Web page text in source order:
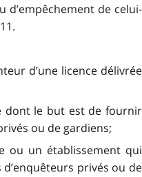
d’empêchement de celui-
d’une licence délivrée
dont le but est de fournir
ou de gardiens;
ou un établissement qui
privés ou de